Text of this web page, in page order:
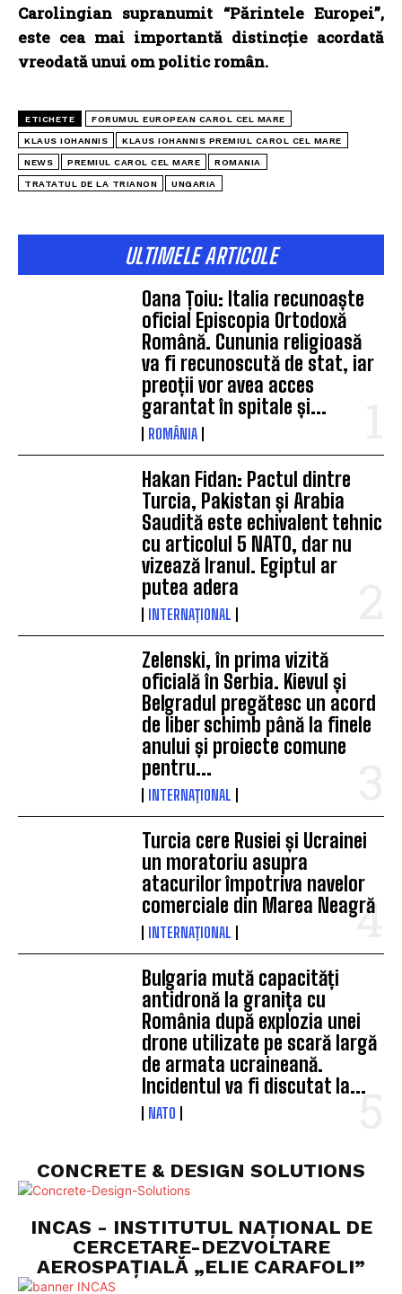
Carolingian supranumit “Părintele Europei”,
este cea mai importantă distincție acordată
vreodată unui om politic român.
ETICHETE FORUMUL EUROPEAN CAROL CEL MARE
KLAUS IOHANNIS KLAUS IOHANNIS PREMIUL CAROL CEL MARE
NEWS PREMIUL CAROL CEL MARE ROMANIA
TRATATUL DE LA TRIANON UNGARIA
ULTIMELE ARTICOLE
Oana Țoiu: Italia recunoaște
oficial Episcopia Ortodoxă
Română. Cununia religioasă
va fi recunoscută de stat, iar
preoții vor avea acces
garantat în spitale și...
ROMÂNIA
Hakan Fidan: Pactul dintre
Turcia, Pakistan și Arabia
Saudită este echivalent tehnic
cu articolul 5 NATO, dar nu
vizează Iranul. Egiptul ar
putea adera
INTERNAȚIONAL
Zelenski, în prima vizită
oficială în Serbia. Kievul și
Belgradul pregătesc un acord
de liber schimb până la finele
anului și proiecte comune
pentru...
INTERNAȚIONAL
Turcia cere Rusiei și Ucrainei
un moratoriu asupra
atacurilor împotriva navelor
comerciale din Marea Neagră
INTERNAȚIONAL
Bulgaria mută capacități
antidronă la granița cu
România după explozia unei
drone utilizate pe scară largă
de armata ucraineană.
Incidentul va fi discutat la...
NATO
CONCRETE & DESIGN SOLUTIONS
INCAS - INSTITUTUL NAȚIONAL DE
CERCETARE-DEZVOLTARE
AEROSPAȚIALĂ „ELIE CARAFOLI”